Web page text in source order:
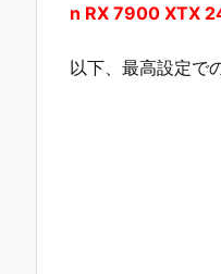
n RX 7900 XTX
以下、最高設定で